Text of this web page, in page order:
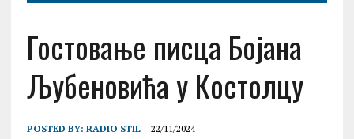
Гостовање писца Бојана
Љубеновића у Костолцу
POSTED BY: RADIO STIL 22/11/2024